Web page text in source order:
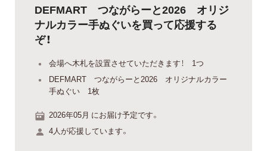
DEFMART つながらーと2026 オリジ
ナルカラー手ぬぐいを買って応援する
ぞ！
会場へ木札を設置させていただきます！ 1つ
DEFMART つながらーと2026 オリジナルカラー
手ぬぐい 1枚
2026年05月 にお届け予定です。
4人が応援しています。